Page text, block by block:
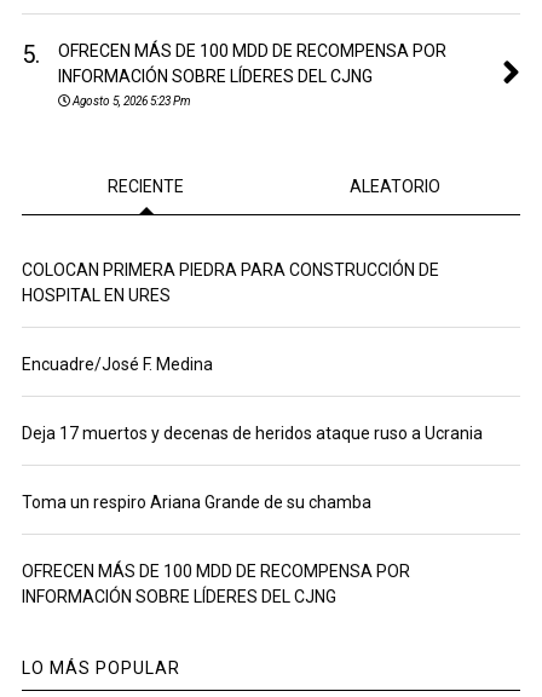
5.
OFRECEN MÁS DE 100 MDD DE RECOMPENSA POR
INFORMACIÓN SOBRE LÍDERES DEL CJNG
Agosto 5, 2026 5:23 Pm
RECIENTE ALEATORIO
COLOCAN PRIMERA PIEDRA PARA CONSTRUCCIÓN DE
HOSPITAL EN URES
Encuadre/José F. Medina
Deja 17 muertos y decenas de heridos ataque ruso a Ucrania
Toma un respiro Ariana Grande de su chamba
OFRECEN MÁS DE 100 MDD DE RECOMPENSA POR
INFORMACIÓN SOBRE LÍDERES DEL CJNG
LO MÁS POPULAR